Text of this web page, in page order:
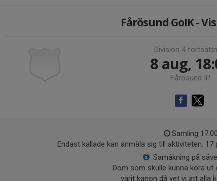
Fårösund GoIK -
Division 4
8 aug,
Fårösund IP
Samling 17:00
Endast kallade kan anmäla sig till aktiviteten. 17
Samåkning på
Dom som skulle kunna köra ut
varit kanon då vet vi att alla